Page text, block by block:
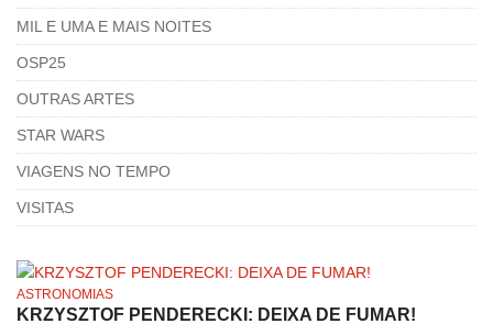
MIL E UMA E MAIS NOITES
OSP25
OUTRAS ARTES
STAR WARS
VIAGENS NO TEMPO
VISITAS
ASTRONOMIAS
KRZYSZTOF PENDERECKI: DEIXA DE FUMAR!